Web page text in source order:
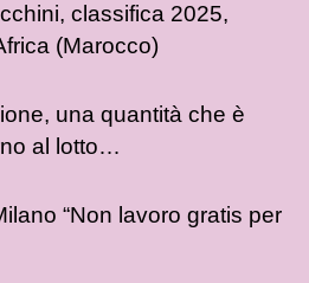
classifica 2025,
(Marocco)
una quantità che è
al lotto…
“Non lavoro gratis per